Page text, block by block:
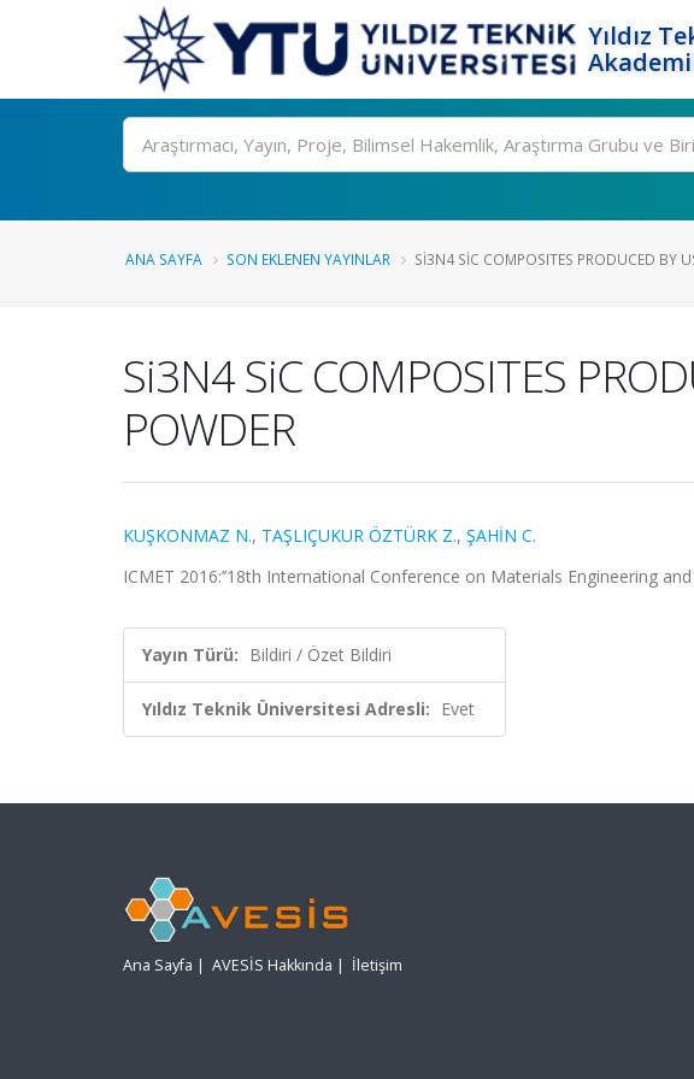
Yıldız
Ara
ANA SAYFA SON EKLENEN YAYINLAR SI3N4 SIC COMPOSITES PRODUCED BY
Si3N4 SiC COMPOSITES
POWDER
KUŞKONMAZ N., TAŞLIÇUKUR ÖZTÜRK Z., ŞAHİN C.
ICMET 2016:’’18th International Conference on Materials Engineering
Yayın Türü: Bildiri / Özet Bildiri
Yıldız Teknik Üniversitesi Adresli: Evet
Ana Sayfa | AVESİS Hakkında | İletişim